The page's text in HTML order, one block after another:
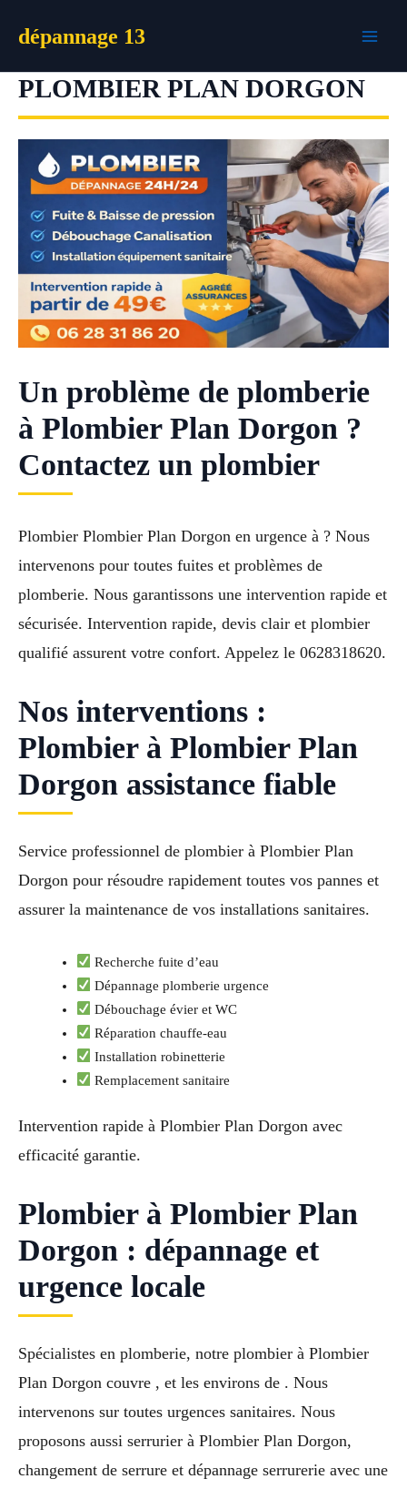
dépannage 13
PLOMBIER PLAN DORGON
Un problème de plomberie
à Plombier Plan Dorgon ?
Contactez un plombier
Plombier Plombier Plan Dorgon en urgence à ? Nous
intervenons pour toutes fuites et problèmes de
plomberie. Nous garantissons une intervention rapide et
sécurisée. Intervention rapide, devis clair et plombier
qualifié assurent votre confort. Appelez le 0628318620.
Nos interventions :
Plombier à Plombier Plan
Dorgon assistance fiable
Service professionnel de plombier à Plombier Plan
Dorgon pour résoudre rapidement toutes vos pannes et
assurer la maintenance de vos installations sanitaires.
Recherche fuite d’eau
Dépannage plomberie urgence
Débouchage évier et WC
Réparation chauffe-eau
Installation robinetterie
Remplacement sanitaire
Intervention rapide à Plombier Plan Dorgon avec
efficacité garantie.
Plombier à Plombier Plan
Dorgon : dépannage et
urgence locale
Spécialistes en plomberie, notre plombier à Plombier
Plan Dorgon couvre , et les environs de . Nous
intervenons sur toutes urgences sanitaires. Nous
proposons aussi serrurier à Plombier Plan Dorgon,
changement de serrure et dépannage serrurerie avec une